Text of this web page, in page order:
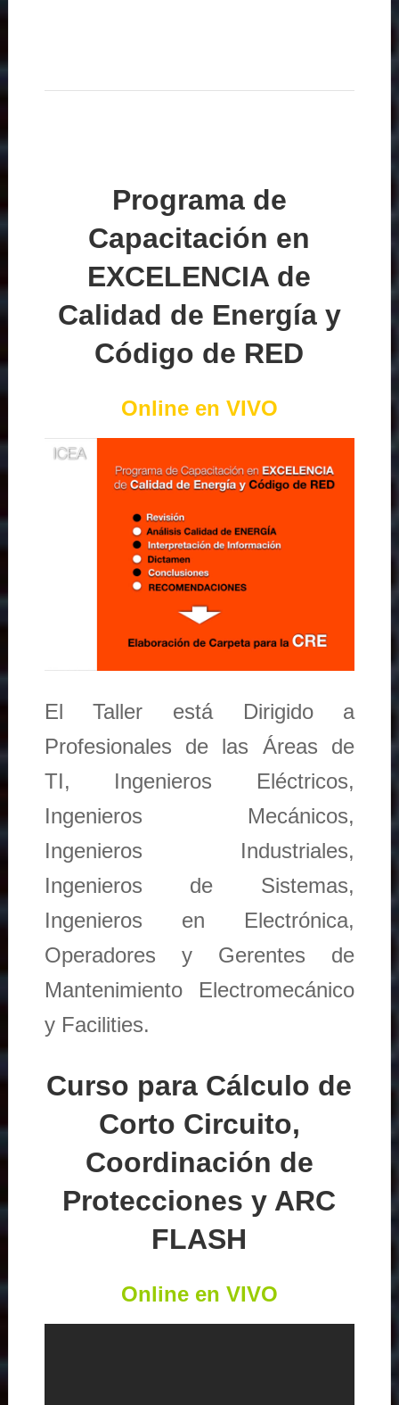
Programa de
Capacitación en
EXCELENCIA de
Calidad de Energía y
Código de RED
Online en VIVO
El Taller está Dirigido a
Profesionales de las Áreas de
TI, Ingenieros Eléctricos,
Ingenieros Mecánicos,
Ingenieros Industriales,
Ingenieros de Sistemas,
Ingenieros en Electrónica,
Operadores y Gerentes de
Mantenimiento Electromecánico
y Facilities.
Curso para Cálculo de
Corto Circuito,
Coordinación de
Protecciones y ARC
FLASH
Online en VIVO